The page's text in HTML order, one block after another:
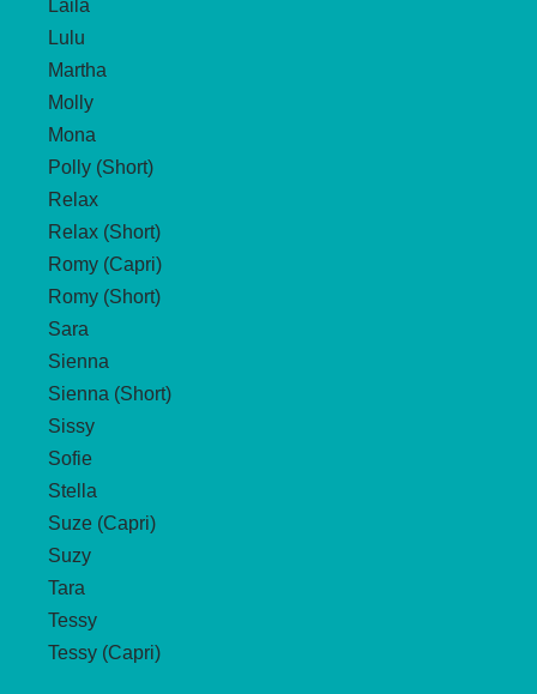
Laila
Lulu
Martha
Molly
Mona
Polly (Short)
Relax
Relax (Short)
Romy (Capri)
Romy (Short)
Sara
Sienna
Sienna (Short)
Sissy
Sofie
Stella
Suze (Capri)
Suzy
Tara
Tessy
Tessy (Capri)